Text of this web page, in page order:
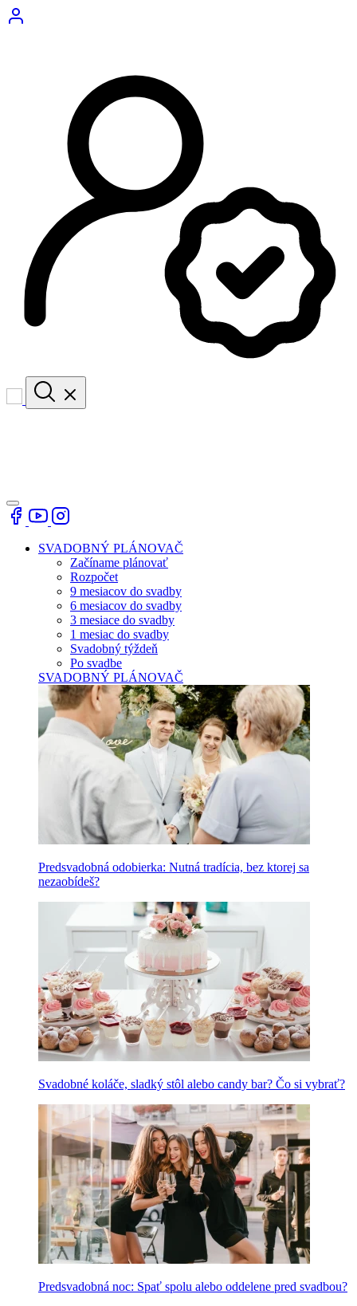
SVADOBNÝ PLÁNOVAČ
Začíname plánovať
Rozpočet
9 mesiacov do svadby
6 mesiacov do svadby
3 mesiace do svadby
1 mesiac do svadby
Svadobný týždeň
Po svadbe
SVADOBNÝ PLÁNOVAČ
Predsvadobná odobierka: Nutná tradícia, bez ktorej sa
nezaobídeš?
Svadobné koláče, sladký stôl alebo candy bar? Čo si vybrať?
Predsvadobná noc: Spať spolu alebo oddelene pred svadbou?